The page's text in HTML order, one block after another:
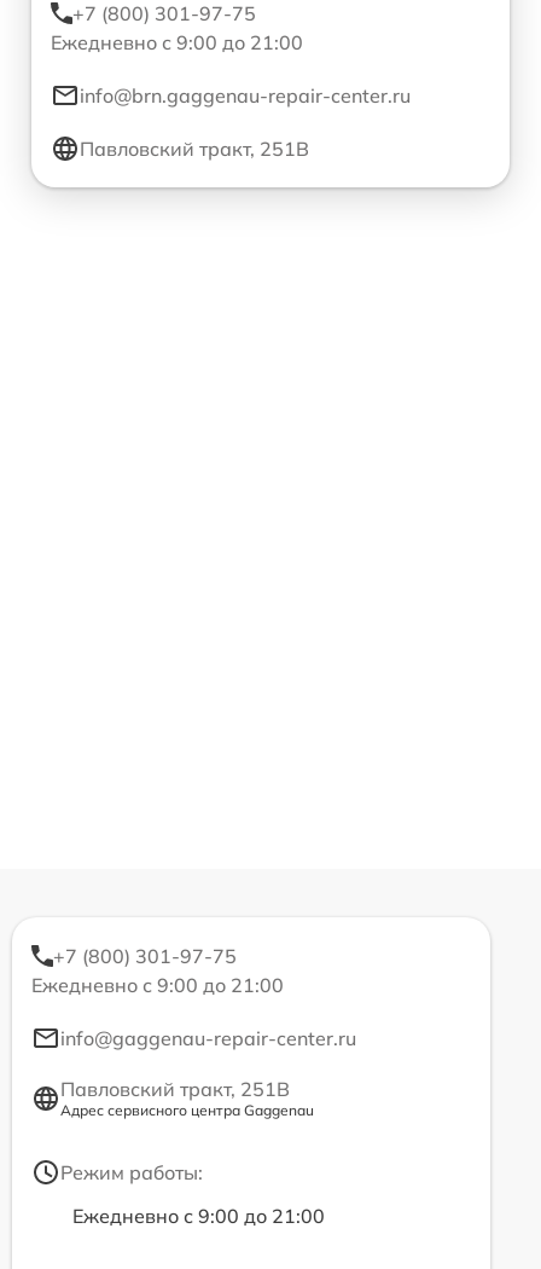
+7 (800) 301-97-75
Ежедневно с 9:00 до 21:00
info@brn.gaggenau-repair-center.ru
Павловский тракт, 251В
+7 (800) 301-97-75
Ежедневно с 9:00 до 21:00
info@gaggenau-repair-center.ru
Павловский тракт, 251В
Адрес сервисного центра Gaggenau
Режим работы:
Ежедневно с 9:00 до 21:00